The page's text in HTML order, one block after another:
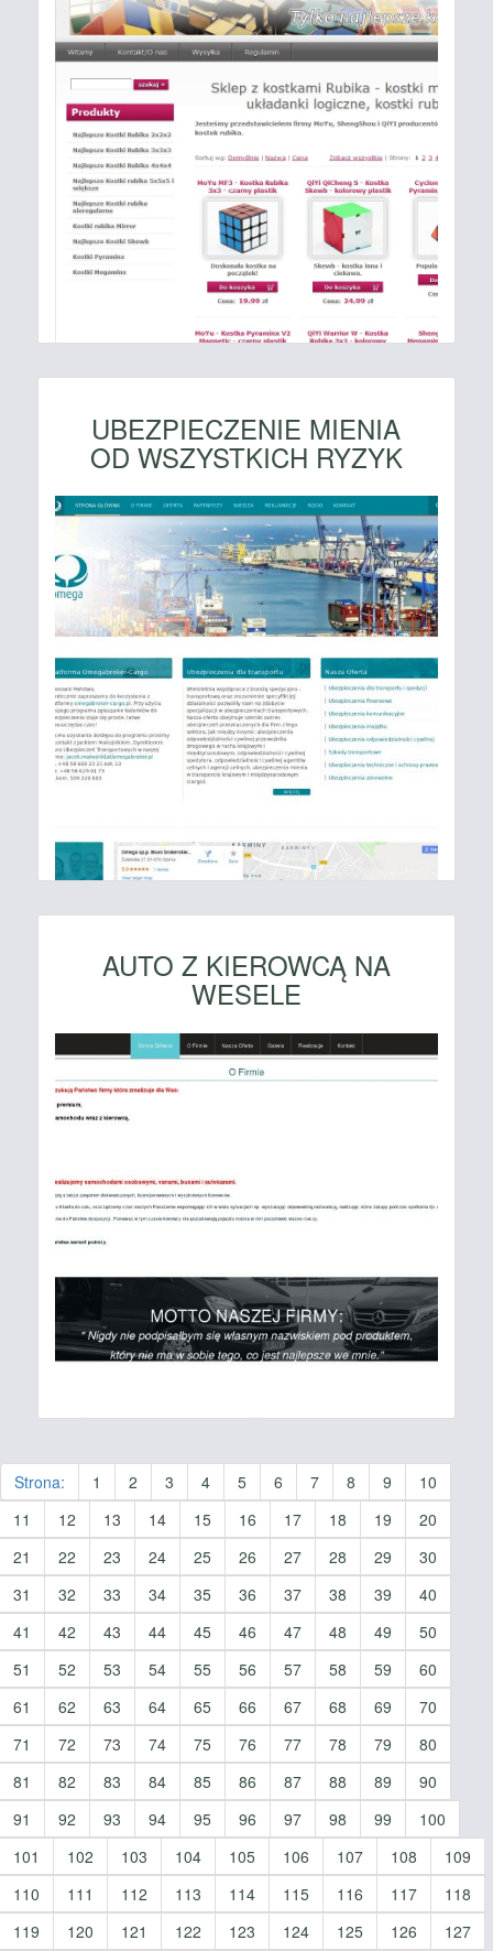
UBEZPIECZENIE MIENIA
OD WSZYSTKICH RYZYK
AUTO Z KIEROWCĄ NA
WESELE
Strona: 1 2 3 4 5 6 7 8 9
10
11
12 13 14 15 16 17 18 19
20
21
22 23 24 25 26 27 28 29
30
31
32 33 34 35 36 37 38 39
40
41
42 43 44 45 46 47 48 49
50
51
52 53 54 55 56 57 58 59
60
61
62 63 64 65 66 67 68 69
70
71
72 73 74 75 76 77 78 79
80
81
82 83 84 85 86 87 88 89
90
91
92 93 94 95 96 97 98 99
100
101
102 103 104 105 106 107 108
109
110
111 112 113 114 115 116 117
118
119
120 121 122 123 124 125 126
127